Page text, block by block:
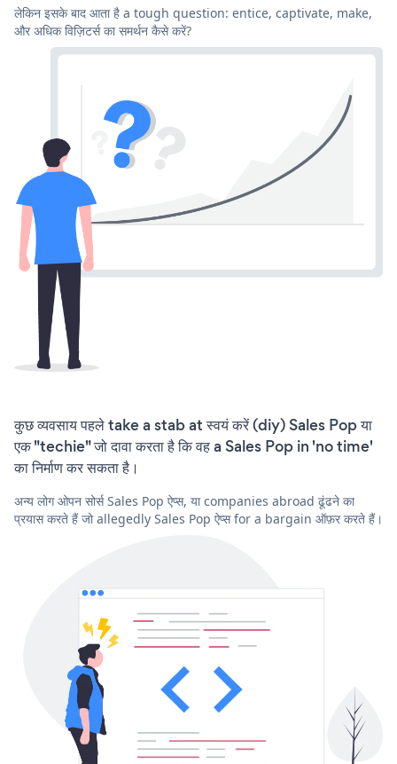
लेकिन इसके बाद आता है a tough question: entice, captivate, make,
और अधिक विज़िटर्स का समर्थन कैसे करें?
कुछ व्यवसाय पहले take a stab at स्वयं करें (diy) Sales Pop या
एक "techie" जो दावा करता है कि वह a Sales Pop in 'no time'
का निर्माण कर सकता है।
अन्य लोग ओपन सोर्स Sales Pop ऐप्स, या companies abroad ढूंढने का
प्रयास करते हैं जो allegedly Sales Pop ऐप्स for a bargain ऑफ़र करते हैं।